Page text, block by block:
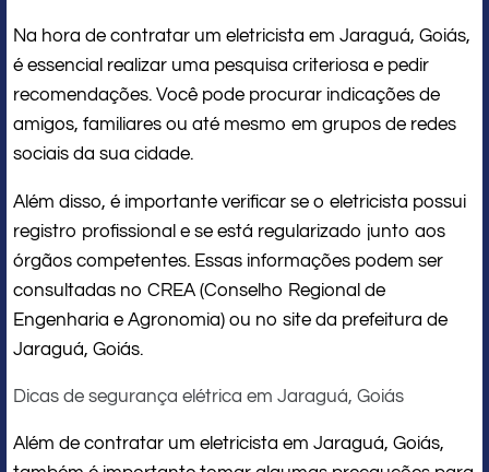
Na hora de contratar um eletricista em Jaraguá, Goiás,
é essencial realizar uma pesquisa criteriosa e pedir
recomendações. Você pode procurar indicações de
amigos, familiares ou até mesmo em grupos de redes
sociais da sua cidade.
Além disso, é importante verificar se o eletricista possui
registro profissional e se está regularizado junto aos
órgãos competentes. Essas informações podem ser
consultadas no CREA (Conselho Regional de
Engenharia e Agronomia) ou no site da prefeitura de
Jaraguá, Goiás.
Dicas de segurança elétrica em Jaraguá, Goiás
Além de contratar um eletricista em Jaraguá, Goiás,